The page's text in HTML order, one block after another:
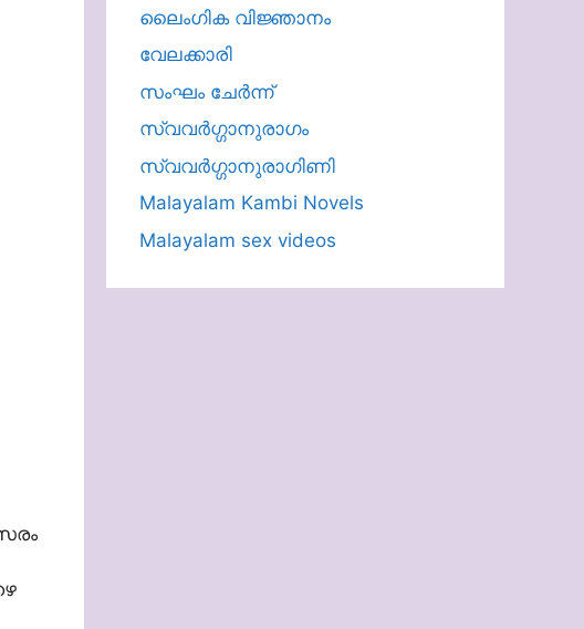
ലൈംഗിക വിജ്ഞാനം
വേലക്കാരി
സംഘം ചേർന്ന്
സ്വവർഗ്ഗാനുരാഗം
സ്വവർഗ്ഗാനുരാഗിണി
Malayalam Kambi Novels
Malayalam sex videos